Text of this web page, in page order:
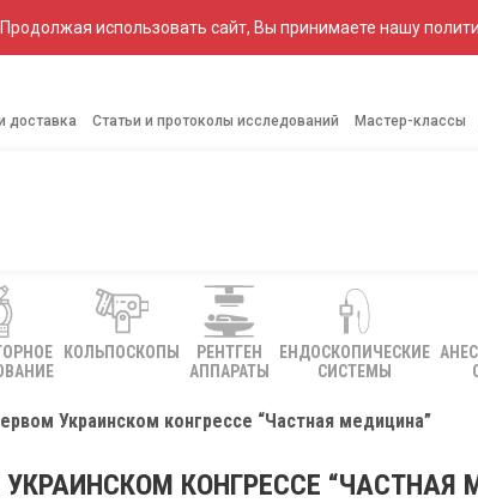
Продолжая использовать сайт, Вы принимаете нашу
доставка Статьи и протоколы исследований Мастер-классы
КОЛЬПОСКОПЫ
РЕНТГЕН
АППАРАТЫ
ЕНДОСКОПИЧЕСКИЕ
СИСТЕМЫ
Украинском конгрессе “Частная медицина”
КОНГРЕССЕ “ЧАСТНАЯ